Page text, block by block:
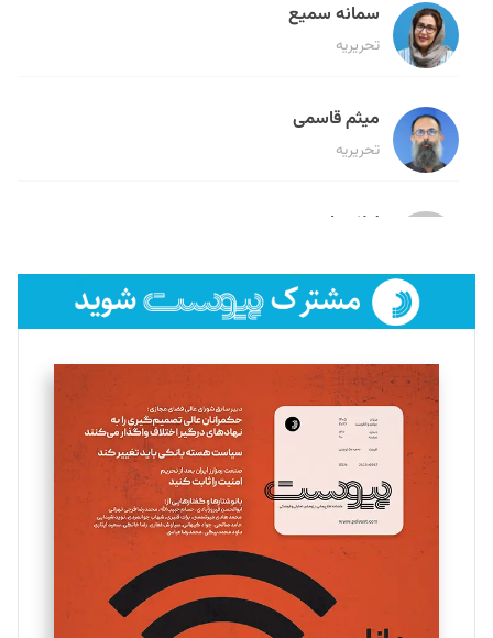
سمانه سمیع
تحریریه
میثم قاسمی
تحریریه
لیلا حنارود
فائزه فتحی رستمی
تحریریه
سروش کرمیان
تحریریه
مینا پاکدل